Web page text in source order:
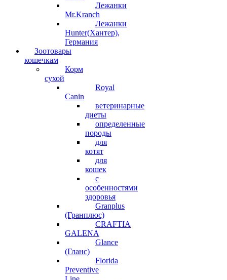
Лежанки
Mr.Kranch
Лежанки
Hunter(Хантер),
Германия
Зоотовары
кошечкам
Корм
сухой
Royal
Canin
ветеринарные
диеты
определенные
породы
для
котят
для
кошек
с
особенностями
здоровья
Granplus
(Гранплюс)
CRAFTIA
GALENA
Glance
(Гланс)
Florida
Preventive